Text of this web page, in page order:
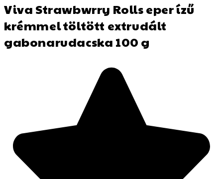
Viva Strawbwrry Rolls eper ízű
krémmel töltött extrudált
gabonarudacska 100 g